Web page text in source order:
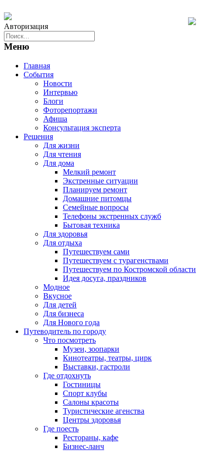
Авторизация
Меню
Главная
События
Новости
Интервью
Блоги
Фоторепортажи
Афиша
Консультация эксперта
Решения
Для жизни
Для чтения
Для дома
Мелкий ремонт
Экстренные ситуации
Планируем ремонт
Домашние питомцы
Семейные вопросы
Телефоны экстренных служб
Бытовая техника
Для здоровья
Для отдыха
Путешествуем сами
Путешествуем с турагенствами
Путешествуем по Костромской области
Идея досуга, праздников
Модное
Вкусное
Для детей
Для бизнеса
Для Нового года
Путеводитель по городу
Что посмотреть
Музеи, зоопарки
Кинотеатры, театры, цирк
Выставки, гастроли
Где отдохнуть
Гостиницы
Спорт клубы
Салоны красоты
Туристические агенства
Центры здоровья
Где поесть
Рестораны, кафе
Бизнес-ланч